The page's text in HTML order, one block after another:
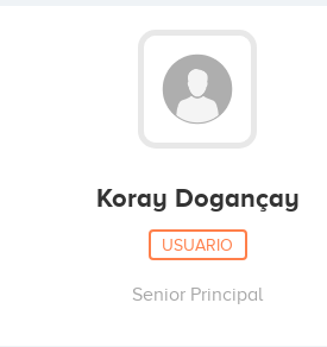
Koray Dogançay
USUARIO
Senior Principal